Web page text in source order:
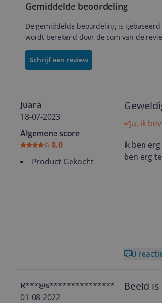
Gemiddelde beoordeling
De gemiddelde beoordeling is
wordt berekend door de som van de
Schrijf een review
Juana
18-07-2023
Algemene score
8.0
Product Gekocht
Ik ben
ben erg
Ja, ik
0
R***@s****************
01-08-2022
Beeld